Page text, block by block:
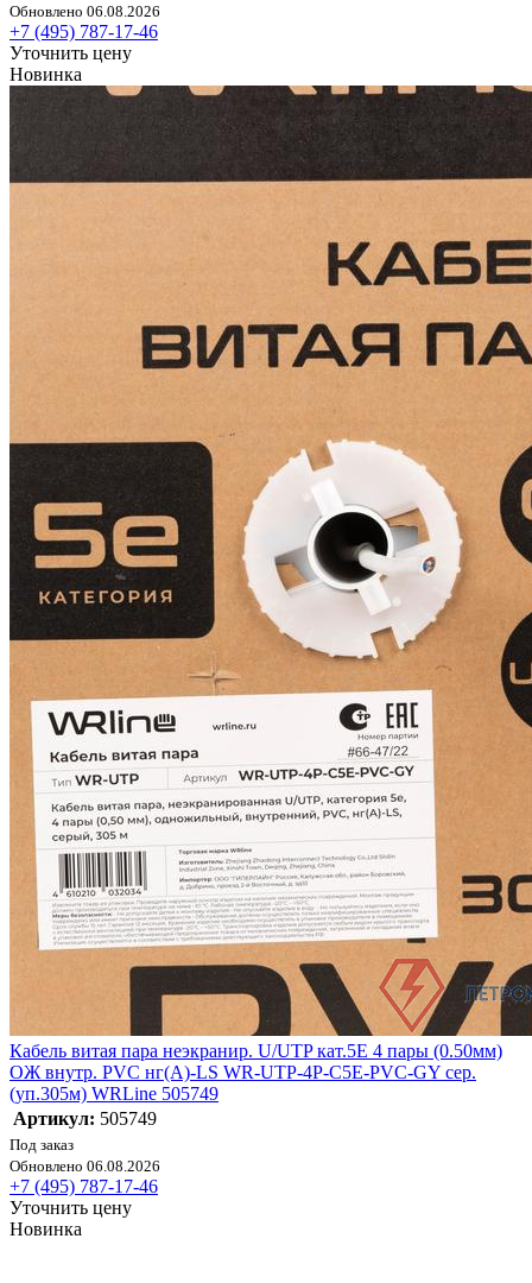
Обновлено 06.08.2026
+7 (495) 787-17-46
Уточнить цену
Новинка
Кабель витая пара неэкранир. U/UTP кат.5E 4 пары (0.50мм)
ОЖ внутр. PVC нг(А)-LS WR-UTP-4P-C5E-PVC-GY сер.
(уп.305м) WRLine 505749
Артикул: 505749
Под заказ
Обновлено 06.08.2026
+7 (495) 787-17-46
Уточнить цену
Новинка